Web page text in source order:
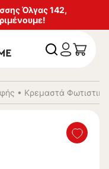
Όλγας 142,
• Κρεμαστά Φωτιστικά